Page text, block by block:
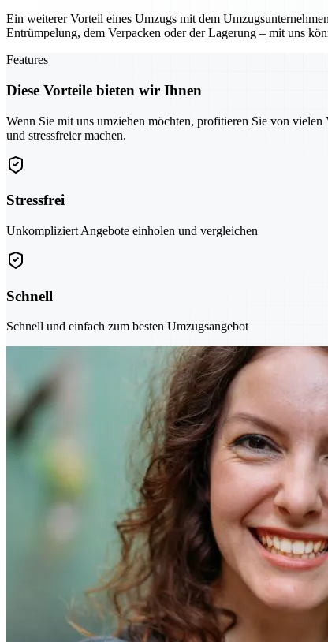
Ein weiterer Vorteil eines Umzugs mit dem
Entrümpelung, dem Verpacken oder der Lagerung – mit uns
Features
Diese Vorteile bieten wir Ihnen
Wenn Sie mit uns umziehen möchten, profitieren Sie von
und stressfreier machen.
Stressfrei
Unkompliziert Angebote einholen und vergleichen
Schnell
Schnell und einfach zum besten Umzugsangebot